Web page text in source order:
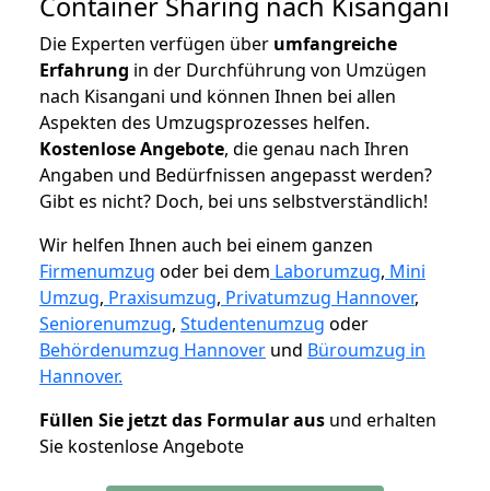
Die Experten verfügen über umfangreiche
Erfahrung in der Durchführung von Umzügen
nach Kisangani und können Ihnen bei allen
Aspekten des Umzugsprozesses helfen.
Kostenlose Angebote, die genau nach Ihren
Angaben und Bedürfnissen angepasst werden?
Gibt es nicht? Doch, bei uns selbstverständlich!
Wir helfen Ihnen auch bei einem ganzen
Firmenumzug oder bei dem Laborumzug, Mini
Umzug, Praxisumzug, Privatumzug Hannover,
Seniorenumzug, Studentenumzug oder
Behördenumzug Hannover und Büroumzug in
Hannover.
Füllen Sie jetzt das Formular aus und erhalten
Sie kostenlose Angebote